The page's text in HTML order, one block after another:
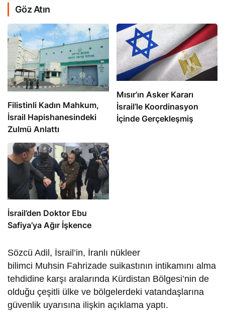
Göz Atın
Filistinli Kadın Mahkum,
İsrail Hapishanesindeki
Zulmü Anlattı
Mısır’ın Asker Kararı
İsrail’le Koordinasyon
İçinde Gerçekleşmiş
İsrail’den Doktor Ebu
Safiya’ya Ağır İşkence
Sözcü Adil, İsrail’in, İranlı nükleer
bilimci Muhsin Fahrizade suikastının intikamını alma
tehdidine karşı aralarında Kürdistan Bölgesi’nin de
olduğu çeşitli ülke ve bölgelerdeki vatandaşlarına
güvenlik uyarısına ilişkin açıklama yaptı.